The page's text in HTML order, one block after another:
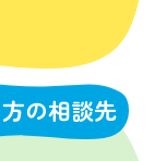
の相談先